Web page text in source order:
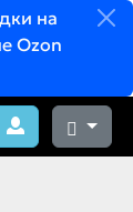
на
Ozon